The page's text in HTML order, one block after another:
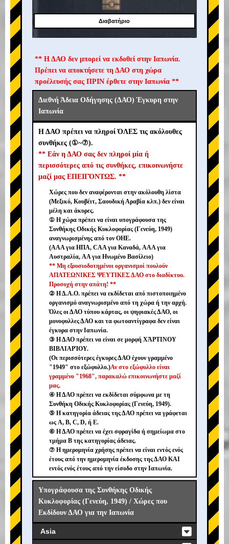
Διαβατήριο
** Η ΔΑΟ δεν μπορεί να εκδοθεί στην Ιαπωνία.
Πρέπει να αποκτήσετε τη ΔΑΟ στη χώρα
προέλευσής σας ΠΡΙΝ έρθετε στην Ιαπωνία **
Διεθνή Άδεια Οδήγησης (ΔΑΟ) Έγκυρη στην
Ιαπωνία
Η ΔΑΟ πρέπει να πληροί ΌΛΕΣ τις ακόλουθες
συνθήκες (①~⑦).
** Εάν η ΔΑΟ σας δεν πληροί μία ή
περισσότερες από τις συνθήκες, επικοινωνήστε
μαζί μας ΕΠΕΙΓΌΝΤΩΣ. **
Χώρες που δεν αναφέρονται στην ακόλουθη λίστα
(Μεξικό, Κουβέιτ, Σαουδική Αραβία κλπ.) δεν είναι
μέλη και άκυρες.
① Η χώρα πρέπει να είναι υπογράφουσα της
Συνθήκης Οδικής Κυκλοφορίας (Γενεύη, 1949)
αναγνωρισμένης από τον ΟΗΕ.
(AAA για ΗΠΑ, CAA για Καναδά, AAA για
Αυστραλία, AA για Ηνωμένο Βασίλειο)
** Μη εξουσιοδοτημένοι οργανισμοί πουλούν
ΑΠΑΤΕΩΝΙΚΕΣ ΨΕΥΤΙΚΕΣ ΔΑΟ στο διαδίκτυο.
Προσοχή στην απάτη! **
② Η Δ.Α.Ο. πρέπει να εκδίδεται από πιστοποιημένο
οργανισμό αναγνωρισμένο από τη χώρα ή την αρχή.
Όλες οι ΔΑΟ τύπου κάρτας, οι ψηφιακές ΔΑΟ, οι
μονοφυλλες ΔΑΟ και τα φωτοαντίγραφα δεν είναι
έγκυρα στην Ιαπωνία.
③ Η ΔΑΟ πρέπει να είναι σε μορφή ΧΆΡΤΙΝΟΥ
ΒΙΒΛΙΑΡΊΟΥ.
(Οι περισσότερες έγκυρες ΔΑΟ έχουν γραμμένο
"1949" στο εξώφυλλο.)Αν στο εξώφυλλο είναι
γραμμένο "1968", παρακαλώ επικοινωνήστε μαζί
μας.
④ Η ΔΑΟ πρέπει να εκδίδεται σύμφωνα με τη
Συνθήκη Οδικής Κυκλοφορίας (Γενεύη, 1949).
⑤ Η κατηγορία άδειας της ΔΑΟ πρέπει να γράφεται
ως A, B, C, D, ή E.
⑥ Η ΔΑΟ πρέπει να έχει σφραγίδα ή σημείωμα στο
τμήμα B της κατηγορίας άδειας.
⑦ Η ημερομηνία χρήσης πρέπει να είναι εντός ενός
έτους από την ημερομηνία έκδοσης της ΔΑΟ ΚΑΙ
εντός ενός έτους από την είσοδο στην Ιαπωνία.
Υπογράφουσα της Συνθήκης Οδικής
Κυκλοφορίας (Γενεύη, 1949) / Χώρες που
Εκδίδουν ΔΑΟ για την Ιαπωνία
Asia